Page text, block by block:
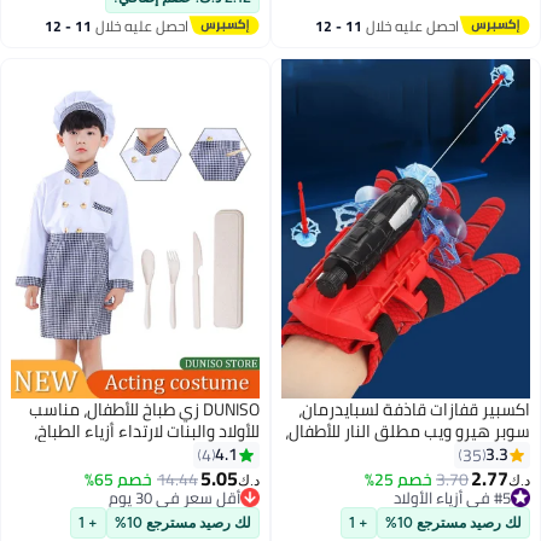
تم بيع +30 مؤخرًا
#2 في ملابس الأولاد احصل عليه خلال 11 - 12 للصيف، الشاطئ، ركوب الأمواج،
حمام السباحة، التزلج على الماء
احصل عليه خلال 11 - 12
اكسبير قفازات قاذفة لسبايدرمان،
سوبر هيرو ويب مطلق النار للأطفال،
قفازات قاذفة مزدوجة سبايدر مان
ألعاب تعليمية، ألعاب معصم قاذفة
عنكبوت، لعبة معصم قاذفة زي
تنكري، هدية دعائم البطل
3.3
35
د.ك‏2.77
3.70خصم 25%
#5 في أزياء الأولاد
#5 في أزياء الأولاد
لك رصيد مسترجع 10%
DUNISO زي طباخ للأطفال، مناسب
للأولاد والبنات لارتداء أزياء الطباخ،
مجموعات تمثيل الأدوار، مزود بمآزر،
قبعات، ومجموعات ألعاب، مناسب
للارتفاعات من 110 إلى 130 سنتيمتر
4.1
4
د.ك‏5.05
14.44خصم 65%
أقل سعر في 30 يوم
أقل سعر في 30 يوم
لك رصيد مسترجع 10%